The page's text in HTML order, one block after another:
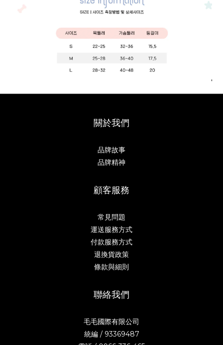
關於我們
品牌故事
品牌精神
顧客服務
常見問題
運送服務方式
付款服務方式
退換貨政策
條款與細則
聯絡我們
毛毛國際有限公司
統編 / 93369487